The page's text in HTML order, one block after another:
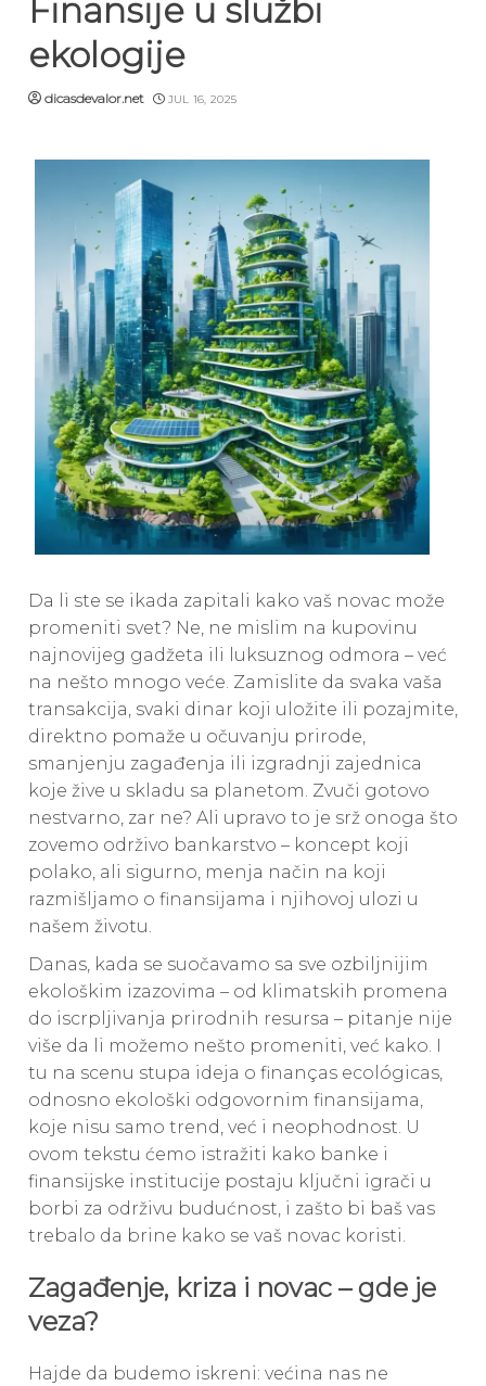
Finansije u službi
ekologije
dicasdevalor.net JUL 16, 2025
Da li ste se ikada zapitali kako vaš novac može
promeniti svet? Ne, ne mislim na kupovinu
najnovijeg gadžeta ili luksuznog odmora – već
na nešto mnogo veće. Zamislite da svaka vaša
transakcija, svaki dinar koji uložite ili pozajmite,
direktno pomaže u očuvanju prirode,
smanjenju zagađenja ili izgradnji zajednica
koje žive u skladu sa planetom. Zvuči gotovo
nestvarno, zar ne? Ali upravo to je srž onoga što
zovemo održivo bankarstvo – koncept koji
polako, ali sigurno, menja način na koji
razmišljamo o finansijama i njihovoj ulozi u
našem životu.
Danas, kada se suočavamo sa sve ozbiljnijim
ekološkim izazovima – od klimatskih promena
do iscrpljivanja prirodnih resursa – pitanje nije
više da li možemo nešto promeniti, već kako. I
tu na scenu stupa ideja o finanças ecológicas,
odnosno ekološki odgovornim finansijama,
koje nisu samo trend, već i neophodnost. U
ovom tekstu ćemo istražiti kako banke i
finansijske institucije postaju ključni igrači u
borbi za održivu budućnost, i zašto bi baš vas
trebalo da brine kako se vaš novac koristi.
Zagađenje, kriza i novac – gde je
veza?
Hajde da budemo iskreni: većina nas ne